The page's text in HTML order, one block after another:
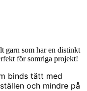
garn som har en distinkt
för somriga projekt!
binds tätt med
och mindre på